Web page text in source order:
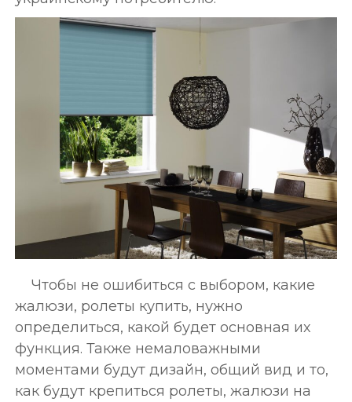
Чтобы не ошибиться с выбором, какие
жалюзи, ролеты купить, нужно
определиться, какой будет основная их
функция. Также немаловажными
моментами будут дизайн, общий вид и то,
как будут крепиться ролеты, жалюзи на